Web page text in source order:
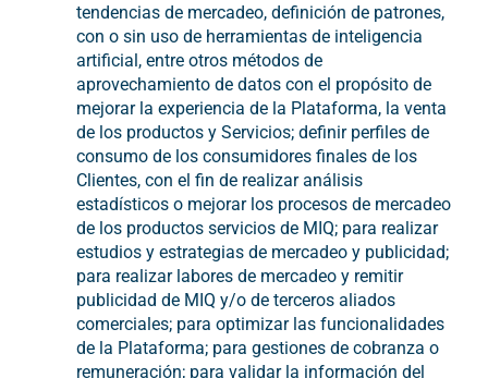
tendencias de mercadeo, definición de patrones,
con o sin uso de herramientas de inteligencia
artificial, entre otros métodos de
aprovechamiento de datos con el propósito de
mejorar la experiencia de la Plataforma, la venta
de los productos y Servicios; definir perfiles de
consumo de los consumidores finales de los
Clientes, con el fin de realizar análisis
estadísticos o mejorar los procesos de mercadeo
de los productos servicios de MIQ; para realizar
estudios y estrategias de mercadeo y publicidad;
para realizar labores de mercadeo y remitir
publicidad de MIQ y/o de terceros aliados
comerciales; para optimizar las funcionalidades
de la Plataforma; para gestiones de cobranza o
remuneración; para validar la información del